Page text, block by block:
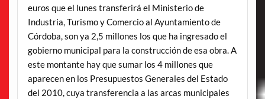
euros que el lunes transferirá el Ministerio de
Industria, Turismo y Comercio al Ayuntamiento de
Córdoba, son ya 2,5 millones los que ha ingresado el
gobierno municipal para la construcción de esa obra. A
este montante hay que sumar los 4 millones que
aparecen en los Presupuestos Generales del Estado
del 2010, cuya transferencia a las arcas municipales